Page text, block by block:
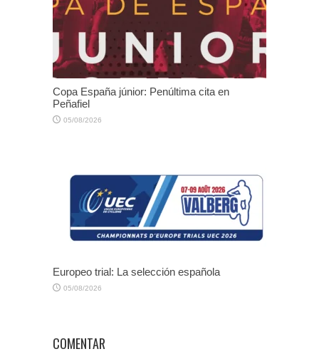
Copa España júnior: Penúltima cita en
Peñafiel
05/08/2026
Europeo trial: La selección española
05/08/2026
COMENTAR